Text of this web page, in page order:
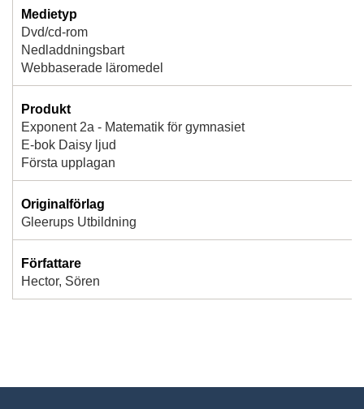
Medietyp
Dvd/cd-rom
Nedladdningsbart
Webbaserade läromedel
Produkt
Exponent 2a - Matematik för gymnasiet
E-bok Daisy ljud
Första upplagan
Originalförlag
Gleerups Utbildning
Författare
Hector, Sören